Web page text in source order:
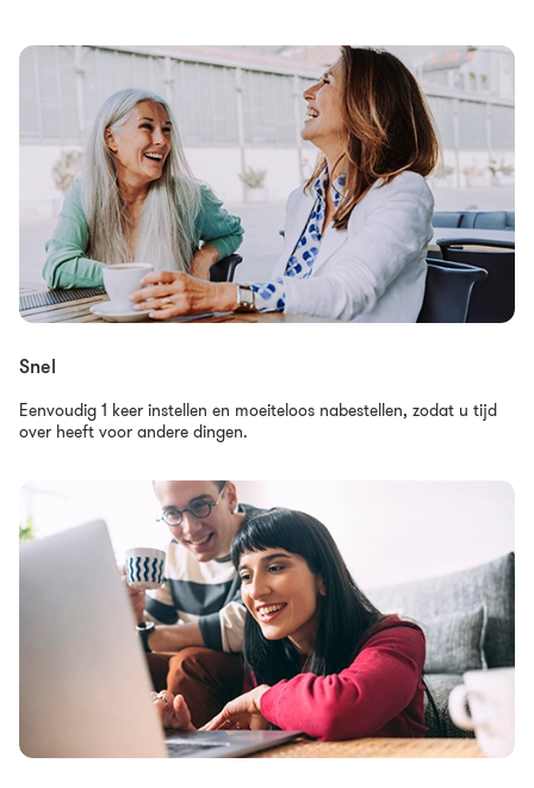
Snel
Eenvoudig 1 keer instellen en moeiteloos nabestellen, zodat u tijd
over heeft voor andere dingen.